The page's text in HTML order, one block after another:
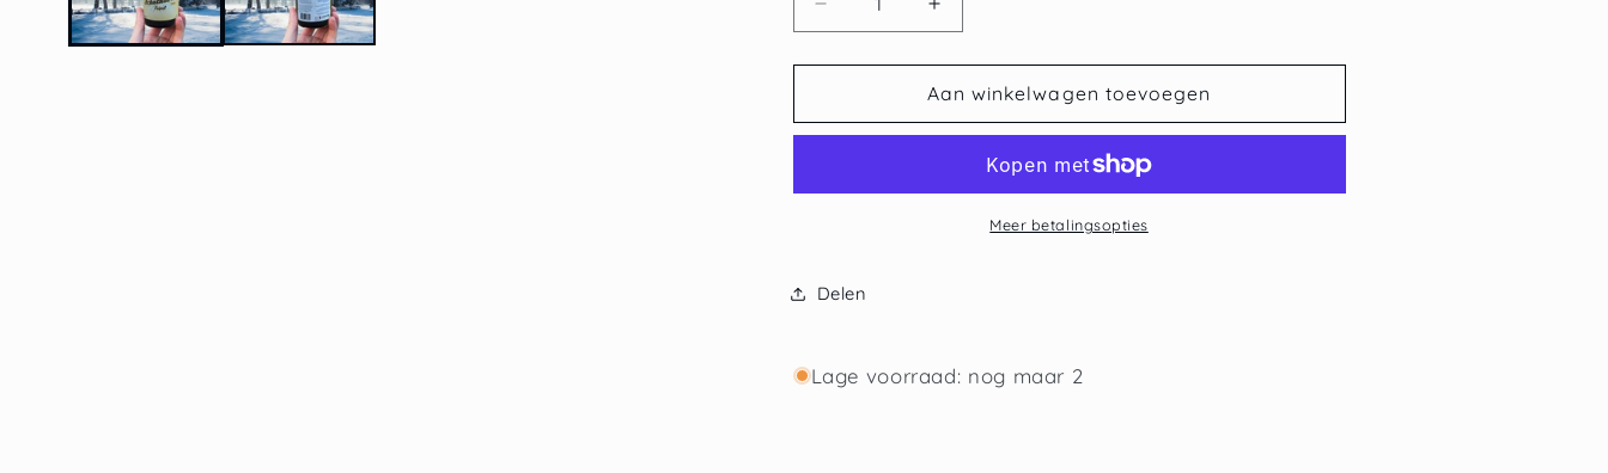
Aantal
verlagen
voor
10
Aantal
verhogen
voor
Schalkse
10
Aan winkelwagen toevoegen
Meer betalingsopties
Delen
Lage voorraad: nog maar 2